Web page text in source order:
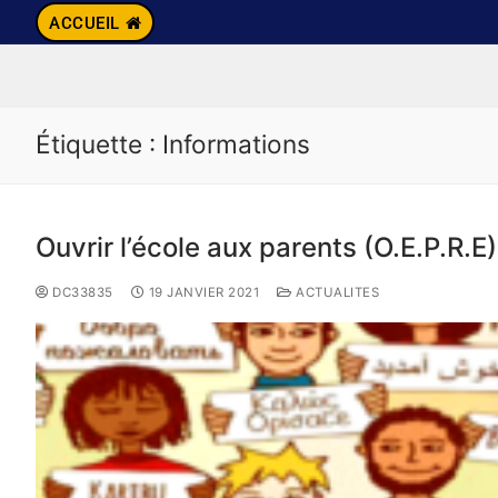
ACCUEIL
Étiquette : Informations
Ouvrir l’école aux parents (O.E.P.R.E)
DC33835 19 JANVIER 2021 ACTUALITES